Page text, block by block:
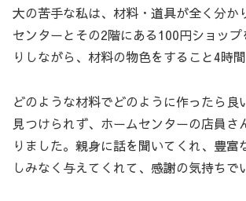
大の苦手な私は、材料・道具が全く分か
センターとその2階にある100円ショッ
りしながら、材料の物色をすること4時間
どのような材料でどのように作ったら良
見つけられず、ホームセンターの店員さ
りました。親身に話を聞いてくれ、豊富
しみなく与えてくれて、感謝の気持ちで